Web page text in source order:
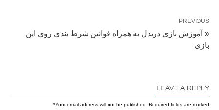
PREVIOUS
« آموزش بازی دریدل به همراه قوانین شرط بندی روی این
بازی
LEAVE A REPLY
Your email address will not be published. Required fields are marked
*